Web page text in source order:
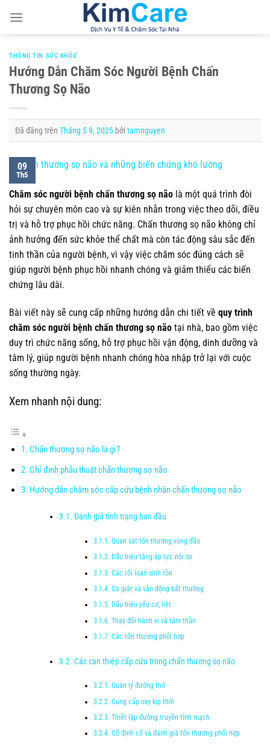
đến
nội
dungTHÔNG TIN SỨC KHỎE
Hướng Dẫn Chăm Sóc Người Bệnh Chấn
Thương Sọ Não
Đã đăng trên Tháng 5 9, 2025 bởitamnguyen
09
Th5
Chăm sóc người bệnh chấn thương sọ não là một quá trình đòi
hỏi sự chuyên môn cao và sự kiên nhẫn trong việc theo dõi, điều
trị và hỗ trợ phục hồi chức năng. Chấn thương sọ não không chỉ
ảnh hưởng đến sức khỏe thể chất mà còn tác động sâu sắc đến
tinh thần của người bệnh, vì vậy việc chăm sóc đúng cách sẽ
giúp người bệnh phục hồi nhanh chóng và giảm thiểu các biến
chứng lâu dài.
Bài viết này sẽ cung cấp những hướng dẫn chi tiết về quy trình
chăm sóc người bệnh chấn thương sọ não tại nhà, bao gồm việc
duy trì chức năng sống, hỗ trợ phục hồi vận động, dinh dưỡng và
tâm lý, giúp người bệnh nhanh chóng hòa nhập trở lại với cuộc
sống thường ngày.
Xem nhanh nội dung:
Chấn thương sọ não là gì?
Chỉ định phẫu thuật chấn thương sọ não
Hướng dẫn chăm sóc cấp cứu bệnh nhân chấn thương sọ não
Đánh giá tình trạng ban đầu
Quan sát tổn thương vùng đầu
Dấu hiệu tăng áp lực nội sọ
Các rối loạn sinh tồn
Co giật và vận động bất thường
Dấu hiệu yếu cơ, liệt
Thay đổi hành vi và tâm thần
Các tổn thương phối hợp
Các can thiệp cấp cứu trong chấn thương sọ não
Quản lý đường thở
Cung cấp oxy kịp thời
Thiết lập đường truyền tĩnh mạch
Cố định cổ và đánh giá tổn thương phối hợp